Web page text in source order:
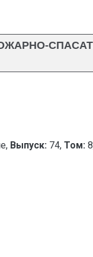
Выпуск: 74, Том: